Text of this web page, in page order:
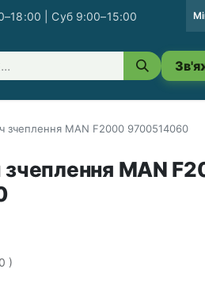
| Суб 9:00–15:00
зчеплення MAN F2000 9700514060
MAN
)